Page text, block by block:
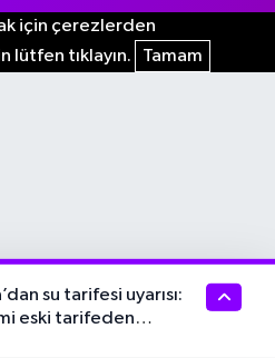
için çerezlerden
lütfen tıklayın.
Tamam
su tarifesi uyarısı:
eski tarifeden